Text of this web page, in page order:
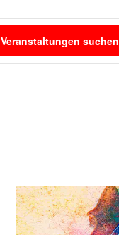
Veranstaltungen suchen